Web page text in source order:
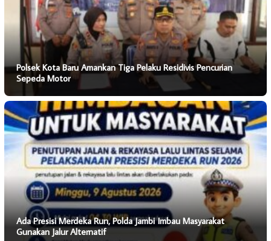
Polsek Kota Baru Amankan Tiga Pelaku Residivis Pencurian
Sepeda Motor
Ada Presisi Merdeka Run, Polda Jambi Imbau Masyarakat
Gunakan Jalur Alternatif